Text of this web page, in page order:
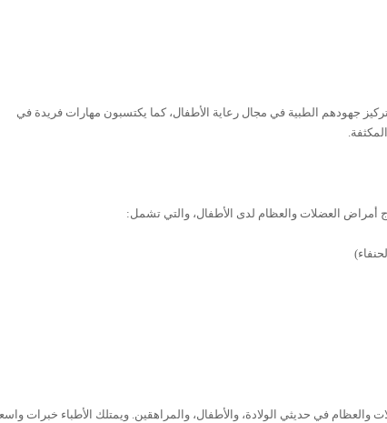
جهودهم الطبية في مجال رعاية الأطفال، كما يكتسبون مهارات فريدة في
المكثفة
أمراض العضلات والعظام لدى الأطفال، والتي تشمل:
)
والعظام في حديثي الولادة، والأطفال، والمراهقين ويمتلك الأطباء خبرات